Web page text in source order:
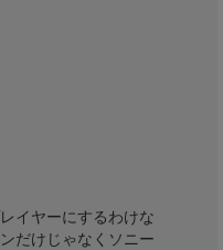
イヤーにするわけな
だけじゃなくソニー